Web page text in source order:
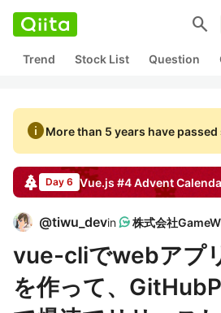
search
Trend Stock List Question
infoMore than 5 years have
Day 6 Vue.js #4Advent
@tiwu_devin
vue-cliでwebアプ
を作って、